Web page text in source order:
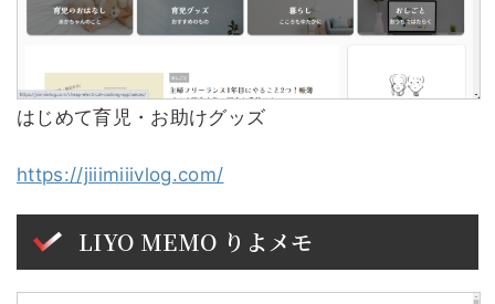
はじめて育児・お助けグッズ
https://jiiimiiivlog.com/
LIYO MEMO りよメモ